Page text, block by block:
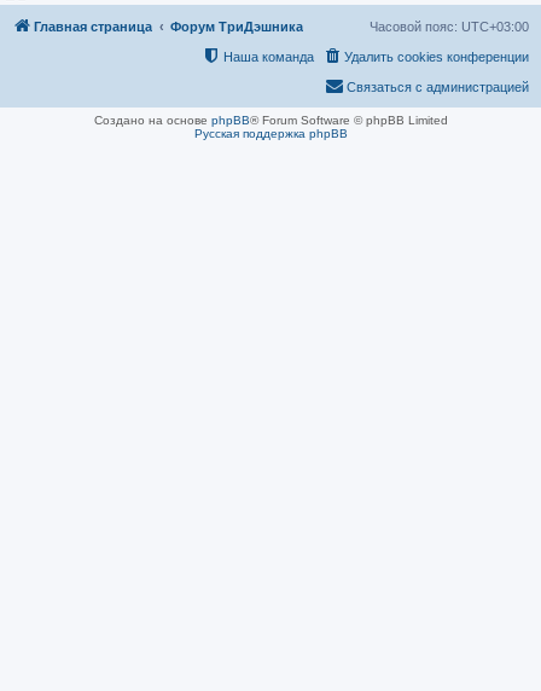
Главная страница Форум ТриДэшника Часовой пояс: UTC+03:00
Удалить cookies конференции
Наша команда
Связаться с администрацией
Создано на основе phpBB® Forum Software © phpBB Limited
Русская поддержка phpBB